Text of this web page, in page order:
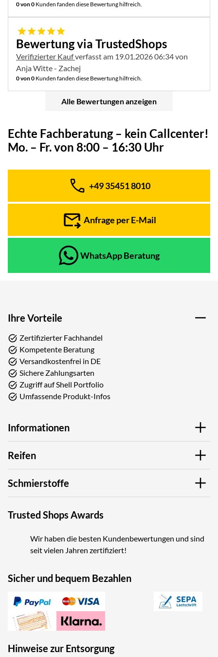
0 von 0 Kunden fanden diese Bewertung hilfreich.
5 von 5
Bewertung via TrustedShops
Verifizierter Kaufverfasst am 19.01.2026 06:34 von
Anja Witte - Zachej
0 von 0 Kunden fanden diese Bewertung hilfreich.
Alle Bewertungen anzeigen
Echte Fachberatung – kein Callcenter!
Mo. – Fr. von 8:00 – 16:30 Uhr
Telefon:
+49 35451 8010
Anfrage per E-Mail
WhatsApp Beratung
Ihre Vorteile
Zertifizierter Fachhandel
Kompetente Beratung
Versandkostenfrei in DE
Sichere Zahlungsarten
Zugriff auf Shell Portfolio
Umfassende Produkt-Infos
Informationen
Reifen
Schmierstoffe
Trusted Shops Awards
Wir haben die besten Kundenbewertungen und sind
seit vielen Jahren zertifiziert!
Sicher und bequem Bezahlen
Hinweise zur Entsorgung